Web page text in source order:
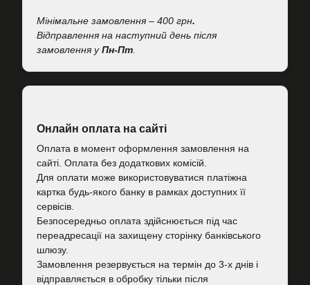
Мінімальне замовлення – 400 грн.
Відправлення на наступний день після
замовлення уПн-Пт
Онлайн оплата на сайті
Оплата в момент оформлення замовлення на
сайті. Оплата без додаткових комісій.
Для оплати може використовуватися платіжна
картка будь-якого банку в рамках доступних її
сервісів.
Безпосередньо оплата здійснюється під час
переадресації на захищену сторінку банківського
шлюзу.
Замовлення резервується на термін до 3-х днів і
відправляється в обробку тільки після